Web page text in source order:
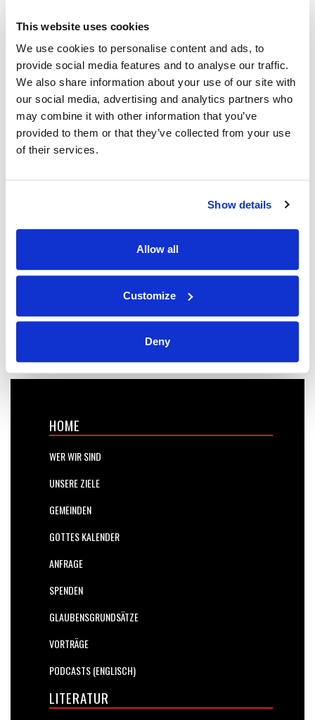
This website uses cookies
We use cookies to personalise content and ads, to
provide social media features and to analyse our traffic.
We also share information about your use of our site with
our social media, advertising and analytics partners who
may combine it with other information that you’ve
provided to them or that they’ve collected from your use
of their services.
Show details
Allow all
Customize
Deny
HOME
WER WIR SIND
UNSERE ZIELE
GEMEINDEN
GOTTES KALENDER
ANFRAGE
SPENDEN
GLAUBENSGRUNDSÄTZE
VORTRÄGE
PODCASTS (ENGLISCH)
LITERATUR